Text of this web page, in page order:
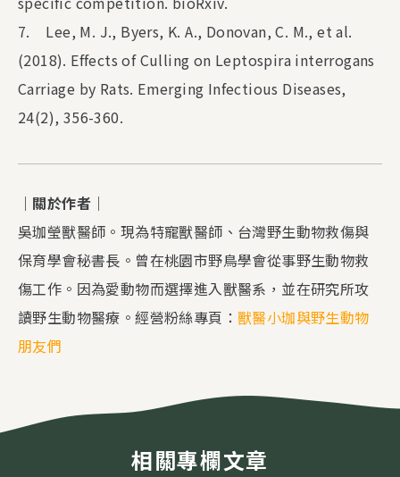
7. Lee, M. J., Byers, K. A., Donovan, C. M., et al.
(2018). Effects of Culling on Leptospira interrogans
Carriage by Rats. Emerging Infectious Diseases,
24(2), 356-360.
｜關於作者｜
吳珈瑩獸醫師。現為特寵獸醫師、台灣野生動物救傷與
保育學會秘書長。曾在桃園市野鳥學會從事野生動物救
傷工作。因為愛動物而選擇進入獸醫系，並在研究所攻
讀野生動物醫療。經營粉絲專頁： 獸醫小珈與野生動物
朋友們
相關專欄文章